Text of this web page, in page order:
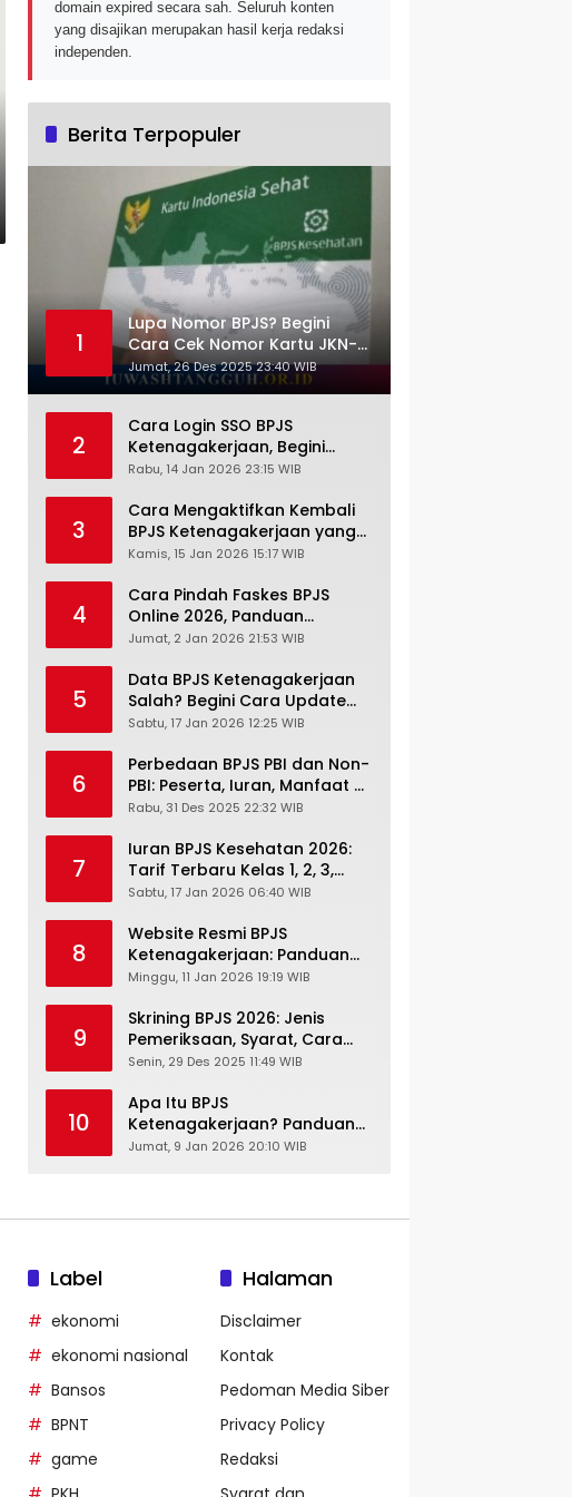
domain expired secara sah. Seluruh konten
yang disajikan merupakan hasil kerja redaksi
independen.
Berita Terpopuler
1
Lupa Nomor BPJS? Begini
Cara Cek Nomor Kartu JKN-
KIS dengan NIK KTP
Jumat, 26 Des 2025 23:40 WIB
2
Cara Login SSO BPJS
Ketenagakerjaan, Begini
Tutorial Lengkap dan
Rabu, 14 Jan 2026 23:15 WIB
3
Cara Mengaktifkan Kembali
BPJS Ketenagakerjaan yang
Nonaktif, Begini Panduan
Kamis, 15 Jan 2026 15:17 WIB
4
Cara Pindah Faskes BPJS
Online 2026, Panduan
Lengkap via Mobile JKN,
Cabang
Jumat, 2 Jan 2026 21:53 WIB
5
Data BPJS Ketenagakerjaan
Salah? Begini Cara Update
Rekening, Alamat, HP di JMO
Sabtu, 17 Jan 2026 12:25 WIB
6
Perbedaan BPJS PBI dan Non-
PBI: Peserta, Iuran, Manfaat &
Masa Berlaku Terbaru 2026
Rabu, 31 Des 2025 22:32 WIB
7
Iuran BPJS Kesehatan 2026:
Tarif Terbaru Kelas 1, 2, 3,
Cara Bayar, Denda &
JKN-KIS
Sabtu, 17 Jan 2026 06:40 WIB
8
Website Resmi BPJS
Ketenagakerjaan: Panduan
Lengkap Akses dan Fitur
Minggu, 11 Jan 2026 19:19 WIB
9
Skrining BPJS 2026: Jenis
Pemeriksaan, Syarat, Cara
Daftar & Cek Riwayat
Senin, 29 Des 2025 11:49 WIB
10
Apa Itu BPJS
Ketenagakerjaan? Panduan
Lengkap untuk Pekerja dan
Jumat, 9 Jan 2026 20:10 WIB
Label
ekonomi
ekonomi nasional
Bansos
BPNT
game
Halaman
Disclaimer
Kontak
Pedoman Media Siber
Privacy Policy
Redaksi